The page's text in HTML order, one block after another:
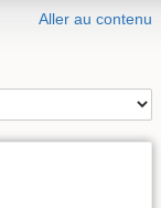
Aller au contenu